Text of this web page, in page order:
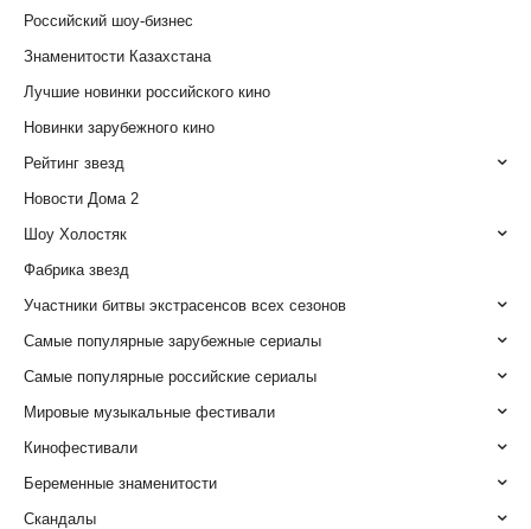
Российский шоу-бизнес
Знаменитости Казахстана
Лучшие новинки российского кино
Новинки зарубежного кино
Рейтинг звезд
Новости Дома 2
Шоу Холостяк
Фабрика звезд
Участники битвы экстрасенсов всех сезонов
Самые популярные зарубежные сериалы
Самые популярные российские сериалы
Мировые музыкальные фестивали
Кинофестивали
Беременные знаменитости
Скандалы